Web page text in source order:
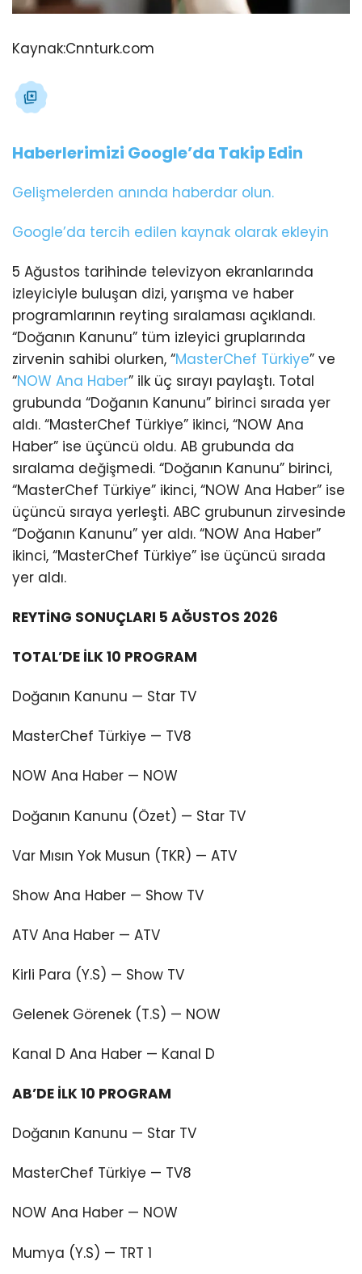
Kaynak:Cnnturk.com
Haberlerimizi Google’da Takip Edin
Gelişmelerden anında haberdar olun.
Google’da tercih edilen kaynak olarak ekleyin
5 Ağustos tarihinde televizyon ekranlarında
izleyiciyle buluşan dizi, yarışma ve haber
programlarının reyting sıralaması açıklandı.
“Doğanın Kanunu” tüm izleyici gruplarında
zirvenin sahibi olurken, “MasterChef Türkiye” ve
“NOW Ana Haber” ilk üç sırayı paylaştı. Total
grubunda “Doğanın Kanunu” birinci sırada yer
aldı. “MasterChef Türkiye” ikinci, “NOW Ana
Haber” ise üçüncü oldu. AB grubunda da
sıralama değişmedi. “Doğanın Kanunu” birinci,
“MasterChef Türkiye” ikinci, “NOW Ana Haber” ise
üçüncü sıraya yerleşti. ABC grubunun zirvesinde
“Doğanın Kanunu” yer aldı. “NOW Ana Haber”
ikinci, “MasterChef Türkiye” ise üçüncü sırada
yer aldı.
REYTİNG SONUÇLARI 5 AĞUSTOS 2026
TOTAL’DE İLK 10 PROGRAM
Doğanın Kanunu — Star TV
MasterChef Türkiye — TV8
NOW Ana Haber — NOW
Doğanın Kanunu (Özet) — Star TV
Var Mısın Yok Musun (TKR) — ATV
Show Ana Haber — Show TV
ATV Ana Haber — ATV
Kirli Para (Y.S) — Show TV
Gelenek Görenek (T.S) — NOW
Kanal D Ana Haber — Kanal D
AB’DE İLK 10 PROGRAM
Doğanın Kanunu — Star TV
MasterChef Türkiye — TV8
NOW Ana Haber — NOW
Mumya (Y.S) — TRT 1